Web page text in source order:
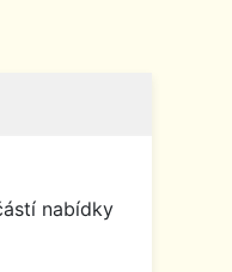
nabídky